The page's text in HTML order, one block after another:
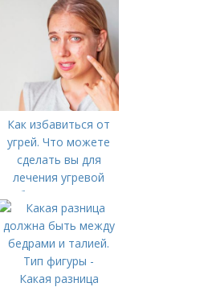
Как избавиться от
угрей. Что можете
сделать вы для
лечения угревой
болезни (акне)
Какая разница